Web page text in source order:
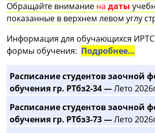
Обращайте внимание на даты
показанные в верхнем левом углу
Информация для обучающихся
формы обучения: Подробнее…
Расписание студентов заочной
обучения гр. РТбз2-34 —Лето
Расписание студентов заочной
обучения гр. РТбз3-73 —Лето